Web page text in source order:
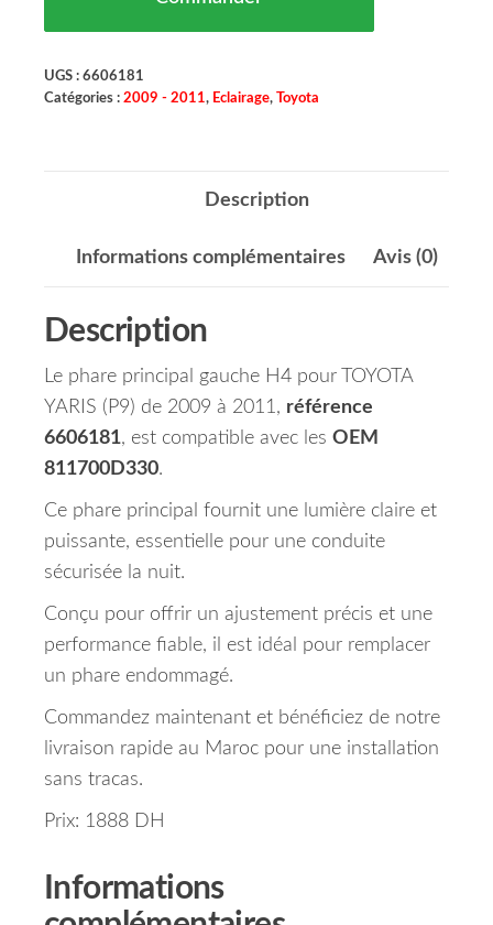
UGS : 6606181
Catégories : 2009 - 2011, Eclairage, Toyota
Description
Informations complémentaires Avis (0)
Description
Le phare principal gauche H4 pour TOYOTA
YARIS (P9) de 2009 à 2011, référence
6606181, est compatible avec les OEM
811700D330.
Ce phare principal fournit une lumière claire et
puissante, essentielle pour une conduite
sécurisée la nuit.
Conçu pour offrir un ajustement précis et une
performance fiable, il est idéal pour remplacer
un phare endommagé.
Commandez maintenant et bénéficiez de notre
livraison rapide au Maroc pour une installation
sans tracas.
Prix: 1888 DH
Informations